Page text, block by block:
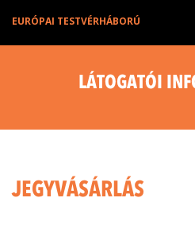
EURÓPAI TESTVÉRHÁBORÚ
LÁTOGATÓI
JEGYVÁSÁRLÁS